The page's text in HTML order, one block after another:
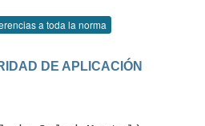
a toda la norma
DE APLICACIÓN